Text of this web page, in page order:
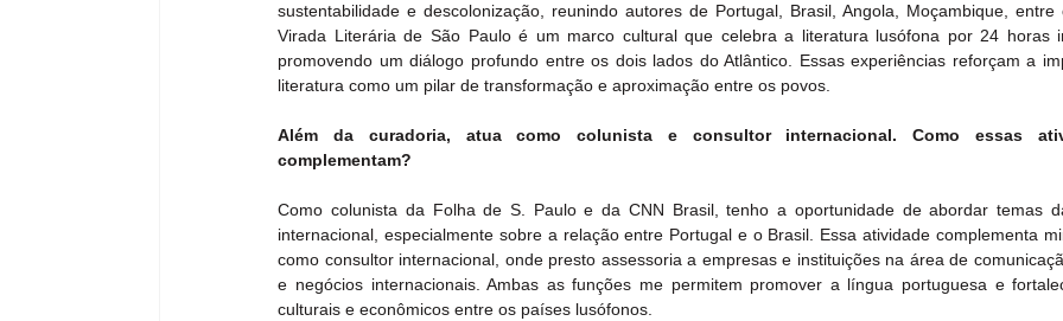
sustentabilidade e descolonização, reunindo autores de Portugal, Brasil, Angola, Moçambique,
Virada Literária de São Paulo é um marco cultural que celebra a literatura lusófona por 24 horas
promovendo um diálogo profundo entre os dois lados do Atlântico. Essas experiências reforçam a
literatura como um pilar de transformação e aproximação entre os povos.
Além da curadoria, atua como colunista e consultor internacional. Como essas
complementam?
Como colunista da Folha de S. Paulo e da CNN Brasil, tenho a oportunidade de abordar temas
internacional, especialmente sobre a relação entre Portugal e o Brasil. Essa atividade complementa
como consultor internacional, onde presto assessoria a empresas e instituições na área de
e negócios internacionais. Ambas as funções me permitem promover a língua portuguesa e
culturais e econômicos entre os países lusófonos.